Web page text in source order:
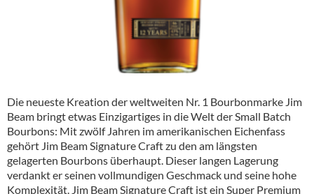
Hygieneartikel & Desinfektion
Die neueste Kreation der weltweiten Nr. 1 Bourbonmarke Jim
Beam bringt etwas Einzigartiges in die Welt der Small Batch
Bourbons: Mit zwölf Jahren im amerikanischen Eichenfass
gehört Jim Beam Signature Craft zu den am längsten
gelagerten Bourbons überhaupt. Dieser langen Lagerung
verdankt er seinen vollmundigen Geschmack und seine hohe
Komplexität. Jim Beam Signature Craft ist ein Super Premium